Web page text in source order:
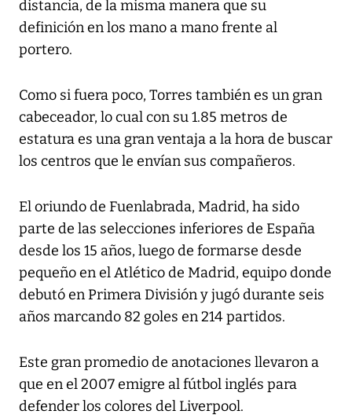
distancia, de la misma manera que su
definición en los mano a mano frente al
portero.
Como si fuera poco, Torres también es un gran
cabeceador, lo cual con su 1.85 metros de
estatura es una gran ventaja a la hora de buscar
los centros que le envían sus compañeros.
El oriundo de Fuenlabrada, Madrid, ha sido
parte de las selecciones inferiores de España
desde los 15 años, luego de formarse desde
pequeño en el Atlético de Madrid, equipo donde
debutó en Primera División y jugó durante seis
años marcando 82 goles en 214 partidos.
Este gran promedio de anotaciones llevaron a
que en el 2007 emigre al fútbol inglés para
defender los colores del Liverpool.